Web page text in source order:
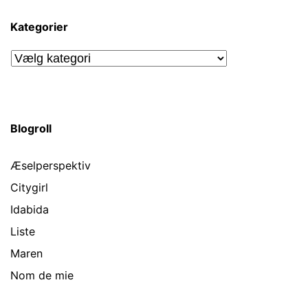
Kategorier
Kategorier
Blogroll
Æselperspektiv
Citygirl
Idabida
Liste
Maren
Nom de mie